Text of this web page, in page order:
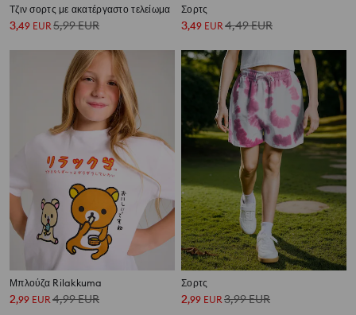
Τζιν σορτς με ακατέργαστο τελείωμα
3,49 EUR 5,99EUR
Σορτς
3,49 EUR 4,49EUR
Μπλούζα Rilakkuma
2,99 EUR4,99EUR
Σορτς
2,99 EUR3,99EUR